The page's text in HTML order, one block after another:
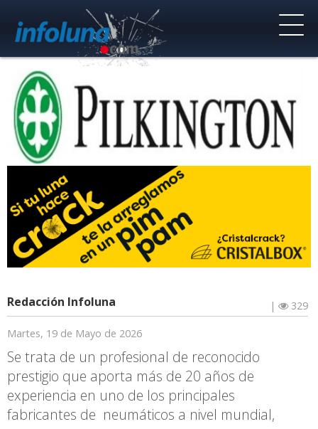
Redacción Infoluna | 329
Martes, 19 de Mayo de 2026
Se trata de un profesional de reconocido
prestigio que aporta más de 20 años de
experiencia en uno de los principales
fabricantes de neumáticos a nivel mundial,